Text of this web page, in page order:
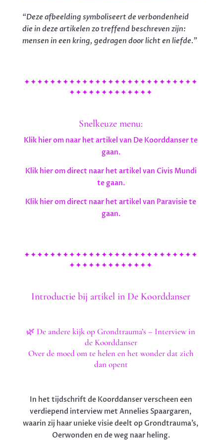
“Deze afbeelding symboliseert de verbondenheid
die in deze artikelen zo treffend beschreven zijn:
mensen in een kring, gedragen door licht en liefde.”
✦✦✦✦✦✦✦✦✦✦✦✦✦✦✦✦✦✦✦✦✦✦✦✦✦✦✦
✦✦✦✦✦✦✦✦✦✦✦✦✦
Snelkeuze menu:
Klik hier om naar het artikel van De Koorddanser te
gaan.
Klik hier om direct naar het artikel van Civis Mundi
te gaan.
Klik hier om direct naar het artikel van Paravisie te
gaan.
✦✦✦✦✦✦✦✦✦✦✦✦✦✦✦✦✦✦✦✦✦✦✦✦✦✦✦
✦✦✦✦✦✦✦✦✦✦✦✦✦
Introductie bij artikel in De Koorddanser
🌿 De andere kijk op Grondtrauma’s – Interview in
de Koorddanser
Over de moed om te helen en het wonder dat zich
dan opent
In het tijdschrift de Koorddanser verscheen een
verdiepend interview met Annelies Spaargaren,
waarin zij haar unieke visie deelt op Grondtrauma’s,
Oerwonden en de weg naar heling.